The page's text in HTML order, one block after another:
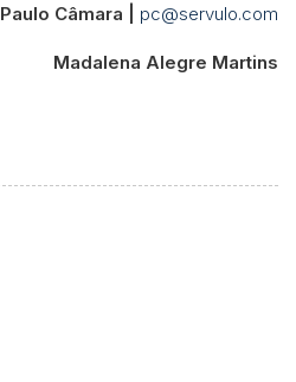
Paulo Câmara | pc@servulo.com
Madalena Alegre Martins